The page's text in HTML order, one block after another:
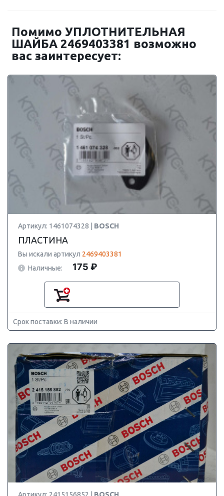
Помимо УПЛОТНИТЕЛЬНАЯ
ШАЙБА 2469403381 возможно
вас заинтересует:
Артикул: 1461074328 | BOSCH
ПЛАСТИНА
Вы искали артикул 2469403381
Наличные:
175 ₽
Срок поставки: В наличии